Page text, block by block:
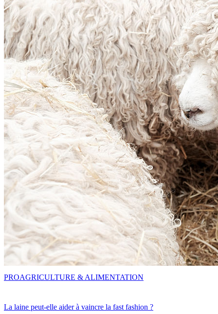
La laine peut-elle aider à vaincre la fast fashion ?
PROAGRICULTURE & ALIMENTATION